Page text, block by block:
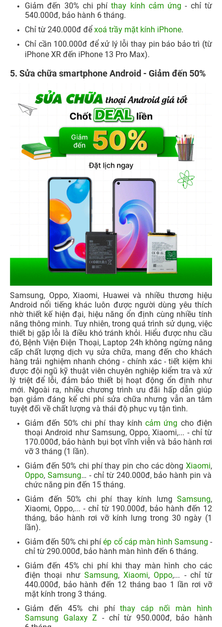
Giảm đến 30% chi phíthay kính cảm ứng - chỉ từ
540.000đ, bảo hành 6 tháng.
Chỉ từ 240.000đ để xoá trầy mặt kính iPhone.
Chỉ cần 100.000đ để xử lý lỗi thay pin báo bảo trì (từ
iPhone XR đến iPhone 13 Pro Max).
5. Sửa chữa smartphone Android - Giảm đến 50%
Samsung, Oppo, Xiaomi, Huawei và nhiều thương hiệu
Android nổi tiếng khác luôn được người dùng yêu thích
nhờ thiết kế hiện đại, hiệu năng ổn định cùng nhiều tính
năng thông minh. Tuy nhiên, trong quá trình sử dụng, việc
thiết bị gặp lỗi là điều khó tránh khỏi. Hiểu được nhu cầu
đó, Bệnh Viện Điện Thoại, Laptop 24h không ngừng nâng
cấp chất lượng dịch vụ sửa chữa, mang đến cho khách
hàng trải nghiệm nhanh chóng - chính xác - tiết kiệm khi
được đội ngũ kỹ thuật viên chuyên nghiệp kiểm tra và xử
lý triệt để lỗi, đảm bảo thiết bị hoạt động ổn định như
mới. Ngoài ra, nhiều chương trình ưu đãi hấp dẫn giúp
bạn giảm đáng kể chi phí sửa chữa nhưng vẫn an tâm
tuyệt đối về chất lượng và thái độ phục vụ tận tình.
Giảm đến 50% chi phí thay kínhcảm ứng cho điện
thoại Android như Samsung, Oppo, Xiaomi,... - chỉ từ
170.000đ, bảo hành bụi bọt vĩnh viễn và bảo hành rơi
vỡ 3 tháng (1 lần).
Giảm đến 50% chi phí thay pin cho các dòng Xiaomi,
Oppo, Samsung… - chỉ từ 240.000đ, bảo hành pin và
chức năng pin đến 15 tháng.​
Giảm đến 50% chi phí thay kính lưng Samsung,
Xiaomi, Oppo,... - chỉ từ 190.000đ, bảo hành đến 12
tháng, bảo hành rơi vỡ kính lưng trong 30 ngày (1
lần).
Giảm đến 50% chi phíép cổ cáp màn hình Samsung -
chỉ từ 290.000đ, bảo hành màn hình đến 6 tháng.​
Giảm đến 45% chi phí khi thay màn hình cho các
điện thoại như Samsung,Xiaomi, Oppo,... - chỉ từ
440.000đ, bảo hành đến 12 tháng bao 1 lần rơi vỡ
mặt kính trong 3 tháng.
Giảm đến 45% chi phíthay cáp nối màn hình
Samsung Galaxy Z - chỉ từ 950.000đ, bảo hành